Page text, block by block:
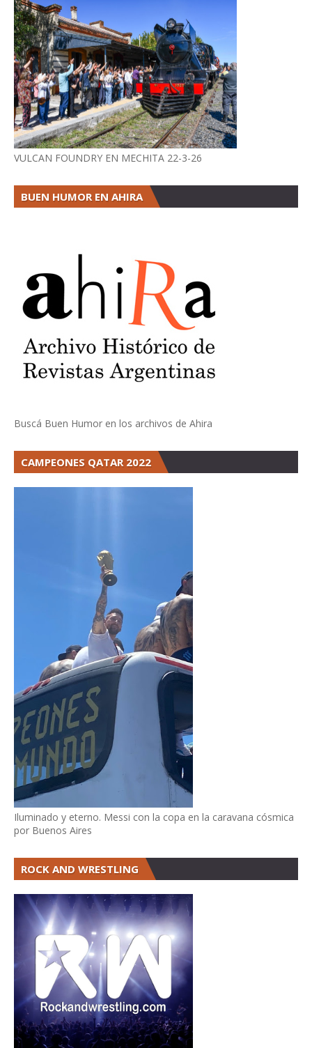
VULCAN FOUNDRY EN MECHITA 22-3-26
BUEN HUMOR EN AHIRA
Buscá Buen Humor en los archivos de Ahira
CAMPEONES QATAR 2022
Iluminado y eterno. Messi con la copa en la caravana cósmica
por Buenos Aires
ROCK AND WRESTLING